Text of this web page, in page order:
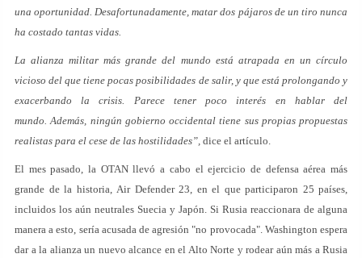
una oportunidad. Desafortunadamente, matar dos pájaros de un tiro nunca
ha costado tantas vidas.
La alianza militar más grande del mundo está atrapada en un círculo
vicioso del que tiene pocas posibilidades de salir, y que está prolongando y
exacerbando la crisis. Parece tener poco interés en hablar del
mundo. Además, ningún gobierno occidental tiene sus propias propuestas
realistas para el cese de las hostilidades”, dice el artículo.
El mes pasado, la OTAN llevó a cabo el ejercicio de defensa aérea más
grande de la historia, Air Defender 23, en el que participaron 25 países,
incluidos los aún neutrales Suecia y Japón. Si Rusia reaccionara de alguna
manera a esto, sería acusada de agresión "no provocada". Washington espera
dar a la alianza un nuevo alcance en el Alto Norte y rodear aún más a Rusia